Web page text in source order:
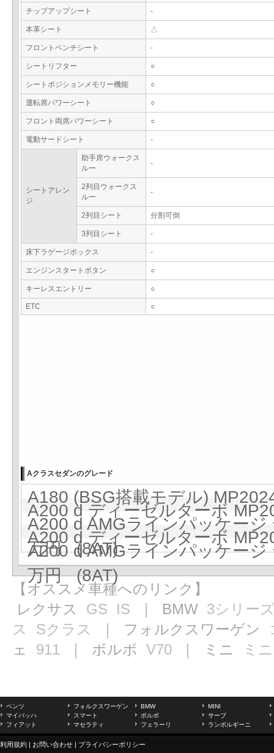
チップアップシート -
本革シート △
フロントベンチシート -
シートリフター ○
シートポジションメモリー機能 ○
運転席パワーシート ○
フロント両席パワーシート ○
電動サードシート -
シートアレン
ジ
助手席ウォークス
ルー
-
2列目ウォークス
ルー
-
2列目シート 分割可倒
3列目シート -
床下ラゲージボックス -
エンジンスタートボタン ○
キーレスエントリー ○
ETC ○
Aクラスセダンのグレード
A180 (BSG搭載モデル)
A200 d ディーゼルターボ
A200 d AMGラインパッケー
万円 (8AT)
A200 d ディーゼルターボ
A200 d AMGラインパッケー
万円 (8AT)
【オススメ車種へのリンク】
レクサス GS IS ｜ BMW 3シリー
ス
Sクラス ｜ フォルクスワーゲン
ェ 911 ｜ ボルボ V70 ｜ ミニ ミニ
ベンツ フォルクスワーゲン BMW
MINI
マイバッハ
スマート ボルボ
サーブ
フィアット
マセラティ フェラーリ ランボルギーニ
利用規約 | お問い合わせ | プライバシーポリシー